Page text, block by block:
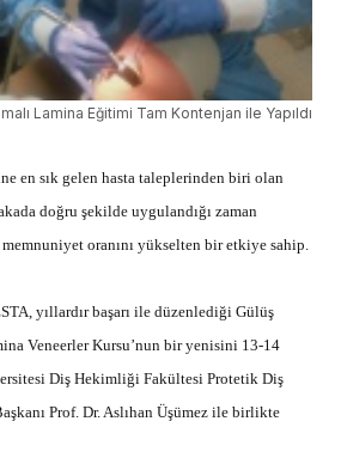
Lamina Eğitimi Tam Kontenjan ile Yapıldı
en sık gelen hasta taleplerinden biri olan
doğru şekilde uygulandığı zaman
oranını yükselten bir etkiye sahip.
yıllardır başarı ile düzenlediği Gülüş
Veneerler Kursu’nun bir yenisini 13-14
Diş Hekimliği Fakültesi Protetik Diş
Prof. Dr. Aslıhan Üşümez ile birlikte